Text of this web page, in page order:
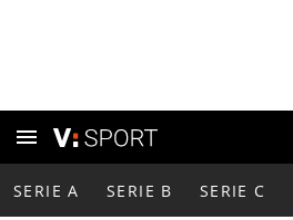
SERIE A SERIE B SERIE C